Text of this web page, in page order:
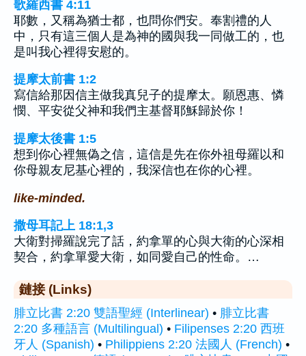
歌羅西書 4:11
耶數，又稱為猶士都，也問你們安。奉割禮的人
中，只有這三個人是為神的國與我一同做工的，也
是叫我心裡得安慰的。
提摩太前書 1:2
寫信給那因信主做我真兒子的提摩太。願恩惠、憐
憫、平安從父神和我們主基督耶穌歸於你！
提摩太後書 1:5
想到你心裡無偽之信，這信是先在你外祖母羅以和
你母親友尼基心裡的，我深信也在你的心裡。
like-minded.
撒母耳記上 18:1,3
大衛對掃羅說完了話，約拿單的心與大衛的心深相
契合，約拿單愛大衛，如同愛自己的性命。…
鏈接 (Links)
腓立比書 2:20 雙語聖經 (Interlinear) • 腓立比書
2:20 多種語言 (Multilingual) • Filipenses 2:20 西班
牙人 (Spanish) • Philippiens 2:20 法國人 (French) •